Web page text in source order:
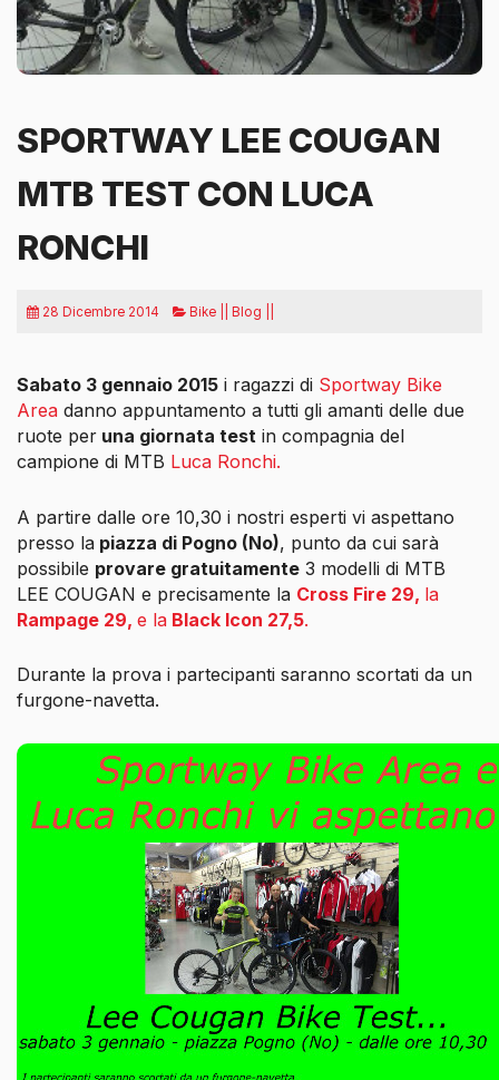
SPORTWAY LEE COUGAN
MTB TEST CON LUCA
RONCHI
28 Dicembre 2014 Bike || Blog ||
Sabato 3 gennaio 2015 i ragazzi di Sportway Bike
Area danno appuntamento a tutti gli amanti delle due
ruote per una giornata test in compagnia del
campione di MTB Luca Ronchi.
A partire dalle ore 10,30 i nostri esperti vi aspettano
presso la piazza di Pogno (No), punto da cui sarà
possibile provare gratuitamente 3 modelli di MTB
LEE COUGAN e precisamente la Cross Fire 29, la
Rampage 29, e la Black Icon 27,5.
Durante la prova i partecipanti saranno scortati da un
furgone-navetta.